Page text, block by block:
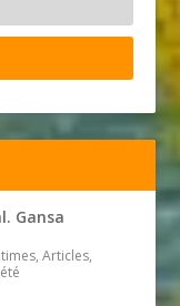
Gansa
Articles,